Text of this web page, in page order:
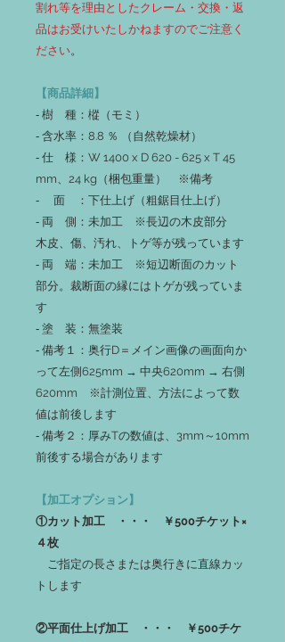
割れ等を理由としたクレーム・交換・返
品はお受けいたしかねますのでご注意く
ださい。
【商品詳細】
‐ 樹 種：樅（モミ）
‐ 含水率：8.8 ％ （自然乾燥材）
‐ 仕 様：W 1400 x D 620 - 625 x T 45
mm、24 kg（梱包重量） ※備考
‐ 面 ：下仕上げ（粗鋸目仕上げ）
‐ 両 側：未加工 ※長辺の木皮部分
木皮、傷、汚れ、トゲ等が残っています
‐ 両 端：未加工 ※短辺断面のカット
部分。裁断面の縁にはトゲが残っていま
す
‐ 塗 装：無塗装
‐ 備考１：奥行D＝メイン画像の画面向か
って左側625mm → 中央620mm → 右側
620mm ※計測位置、方法によって数
値は前後します
‐ 備考２：厚みTの数値は、3mm～10mm
前後する場合があります
【加工オプション】
①カット加工 ・・・ ￥500チケット×
４枚
ご指定の長さまたは奥行きに直線カッ
トします
②平面仕上げ加工 ・・・ ￥500チケ